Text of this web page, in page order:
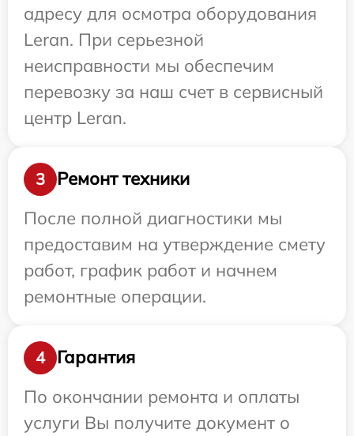
адресу для осмотра оборудования
Leran. При серьезной
неисправности мы обеспечим
перевозку за наш счет в сервисный
центр Leran.
3
Ремонт техники
После полной диагностики мы
предоставим на утверждение смету
работ, график работ и начнем
ремонтные операции.
4
Гарантия
По окончании ремонта и оплаты
услуги Вы получите документ о